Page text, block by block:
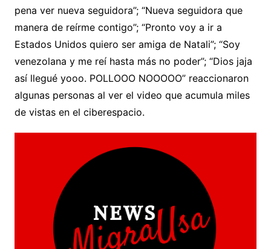
pena ver nueva seguidora”; “Nueva seguidora que
manera de reírme contigo”; “Pronto voy a ir a
Estados Unidos quiero ser amiga de Natali”; “Soy
venezolana y me reí hasta más no poder”; “Dios jaja
así llegué yooo. POLLOOO NOOOOO” reaccionaron
algunas personas al ver el video que acumula miles
de vistas en el ciberespacio.